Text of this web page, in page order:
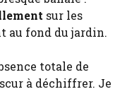
sur les
au fond du jardin.
totale de
à déchiffrer. Je